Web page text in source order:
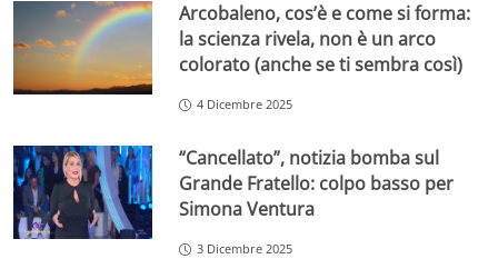
Arcobaleno, cos’è e come si forma:
la scienza rivela, non è un arco
colorato (anche se ti sembra così)
4 Dicembre 2025
“Cancellato”, notizia bomba sul
Grande Fratello: colpo basso per
Simona Ventura
3 Dicembre 2025